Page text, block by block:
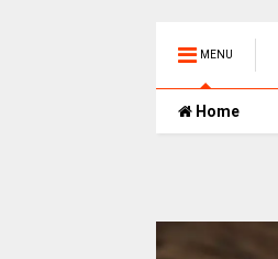
MENU
Home